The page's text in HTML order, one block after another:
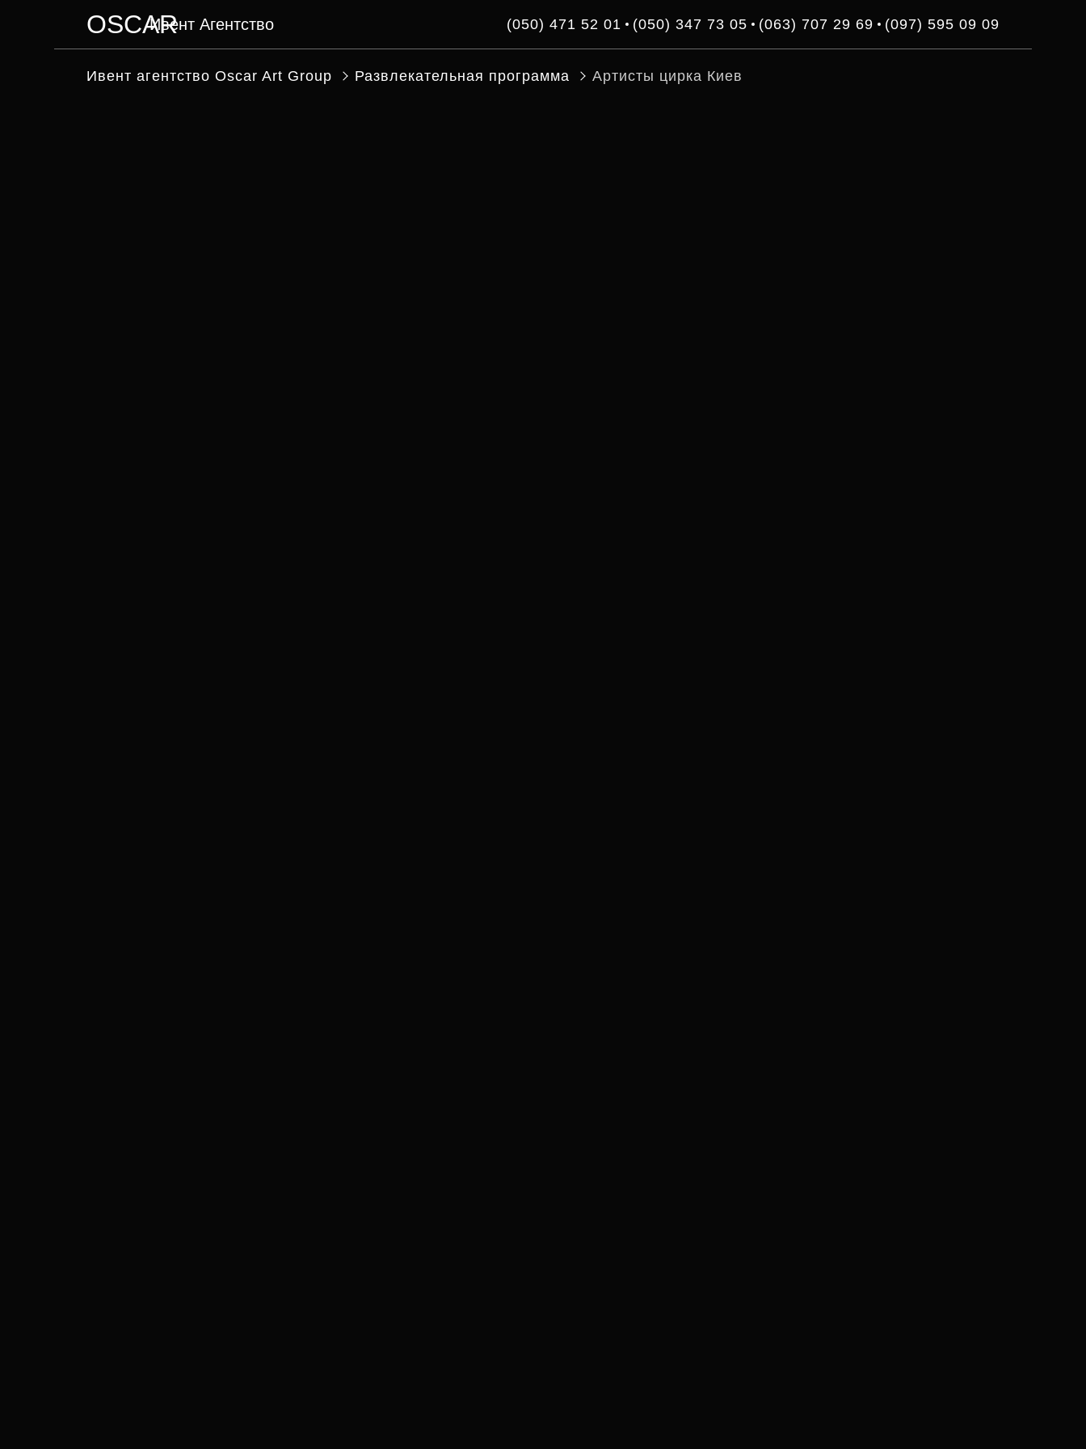
OSCARИвент Агентство (050) 471 52 01 (050) 347 73 05 (063) 707 29 69 (097) 595 09 09
Ивент агентство Оscar Art Group Развлекательная программа Артисты цирка Киев